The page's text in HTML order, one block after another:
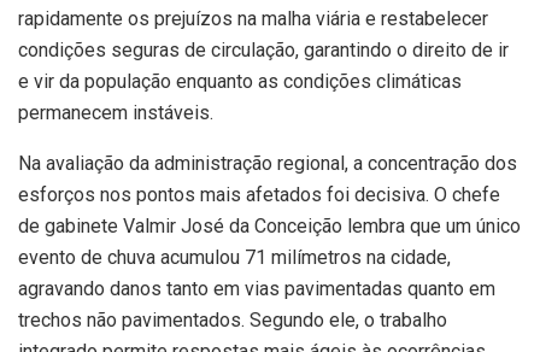
rapidamente os prejuízos na malha viária e restabelecer
condições seguras de circulação, garantindo o direito de ir
e vir da população enquanto as condições climáticas
permanecem instáveis.
Na avaliação da administração regional, a concentração dos
esforços nos pontos mais afetados foi decisiva. O chefe
de gabinete Valmir José da Conceição lembra que um único
evento de chuva acumulou 71 milímetros na cidade,
agravando danos tanto em vias pavimentadas quanto em
trechos não pavimentados. Segundo ele, o trabalho